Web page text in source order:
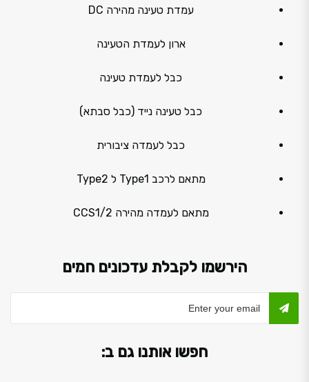
עמדת טעינה מהירה DC
ארון לעמדת הטעינה
כבל לעמדת טעינה
כבל טעינה נייד (כבל סבתא)
כבל לעמדה ציבורית
מתאם לרכב Type1 ל Type2
מתאם לעמדה מהירה CCS1/2
הירשמו לקבלת עדכונים חמים
חפשו אותנו גם ב: